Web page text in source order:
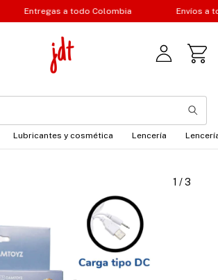
Entregas a todo Colombia Envíos a
Lubricantes y cosmética Lencería
1 /3